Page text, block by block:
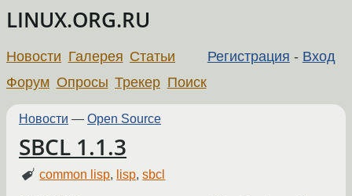
LINUX.ORG.RU
Регистрация - Вход
Новости Галерея Статьи
Форум Опросы Трекер Поиск
Новости — Open Source
SBCL 1.1.3
common lisp, lisp,sbcl